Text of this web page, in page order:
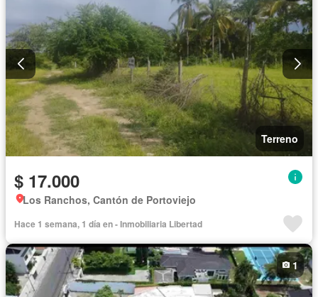
Terreno
$ 17.000
Los Ranchos, Cantón de Portoviejo
Hace 1 semana, 1 día en - Inmobiliaria Libertad
1